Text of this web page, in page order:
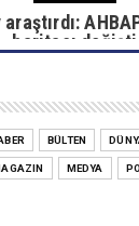
haritası değişti
ANA HABER
yok
sizi de
July 29, 2026
BÜLTEN
MEDYA